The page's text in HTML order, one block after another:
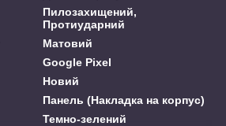
Пилозахищений,
Протиударний
Матовий
Google Pixel
Новий
Панель (Накладка на корпус)
Темно-зелений